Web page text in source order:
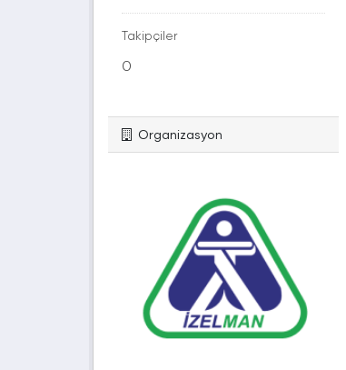
Takipçiler
0
Organizasyon